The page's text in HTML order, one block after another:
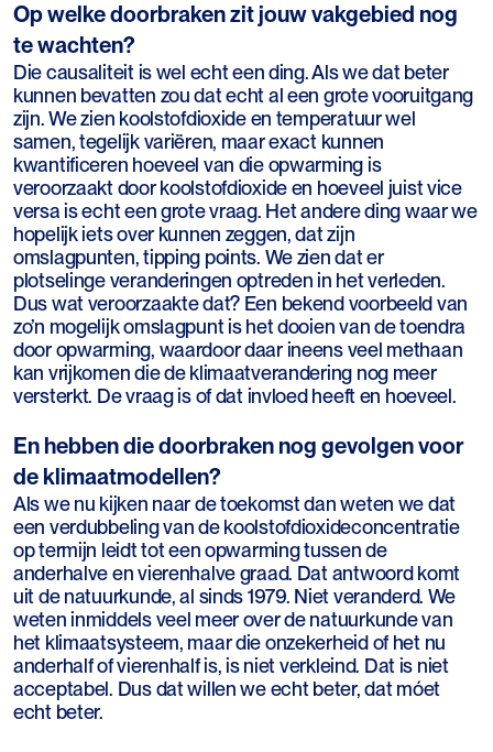
Op welke doorbraken zit jouw vakgebied nog
te wachten?
Die causaliteit is wel echt een ding. Als we dat beter
kunnen bevatten zou dat echt al een grote vooruitgang
zijn. We zien koolstofdioxide en temperatuur wel
samen, tegelijk variëren, maar exact kunnen
kwantificeren hoeveel van die opwarming is
veroorzaakt door koolstofdioxide en hoeveel juist vice
versa is echt een grote vraag. Het andere ding waar we
hopelijk iets over kunnen zeggen, dat zijn
omslagpunten, tipping points. We zien dat er
plotselinge veranderingen optreden in het verleden.
Dus wat veroorzaakte dat? Een bekend voorbeeld van
zo’n mogelijk omslagpunt is het dooien van de toendra
door opwarming, waardoor daar ineens veel methaan
kan vrijkomen die de klimaatverandering nog meer
versterkt. De vraag is of dat invloed heeft en hoeveel.
En hebben die doorbraken nog gevolgen voor
de klimaatmodellen?
Als we nu kijken naar de toekomst dan weten we dat
een verdubbeling van de koolstofdioxideconcentratie
op termijn leidt tot een opwarming tussen de
anderhalve en vierenhalve graad. Dat antwoord komt
uit de natuurkunde, al sinds 1979. Niet veranderd. We
weten inmiddels veel meer over de natuurkunde van
het klimaatsysteem, maar die onzekerheid of het nu
anderhalf of vierenhalf is, is niet verkleind. Dat is niet
acceptabel. Dus dat willen we echt beter, dat móet
echt beter.